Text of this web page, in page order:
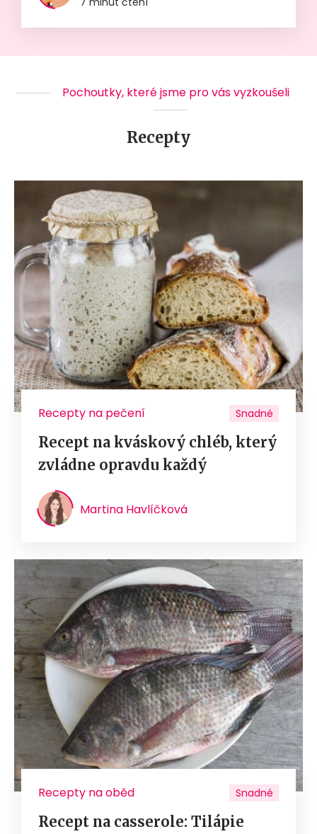
Pochoutky, které jsme pro vás vyzkoušeli
Recepty
Recepty na pečení Snadné
Recept na kváskový chléb, který
zvládne opravdu každý
Martina Havlíčková
Recepty na oběd Snadné
Recept na casserole: Tilápie